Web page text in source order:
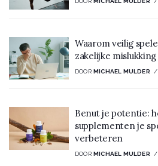
Waarom veilig
zakelijke mislukking
DOOR MICHAEL MULDER
Benut je potentie:
supplementen je
verbeteren
DOOR MICHAEL MULDER